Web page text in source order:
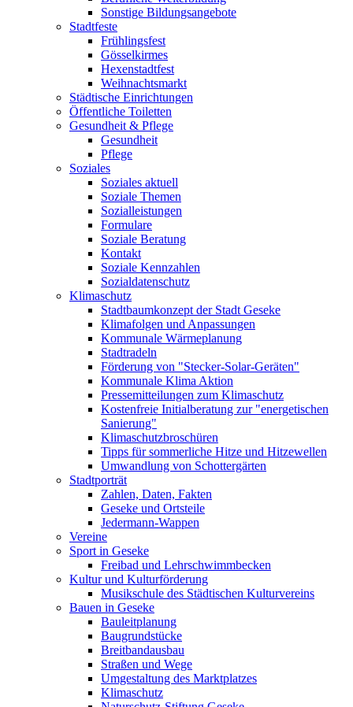
Sonstige Bildungsangebote
Stadtfeste
Frühlingsfest
Gösselkirmes
Hexenstadtfest
Weihnachtsmarkt
Städtische Einrichtungen
Öffentliche Toiletten
Gesundheit & Pflege
Gesundheit
Pflege
Soziales
Soziales aktuell
Soziale Themen
Sozialleistungen
Formulare
Soziale Beratung
Kontakt
Soziale Kennzahlen
Sozialdatenschutz
Klimaschutz
Stadtbaumkonzept der Stadt Geseke
Klimafolgen und Anpassungen
Kommunale Wärmeplanung
Stadtradeln
Förderung von "Stecker-Solar-Geräten"
Kommunale Klima Aktion
Pressemitteilungen zum Klimaschutz
Kostenfreie Initialberatung zur "energetischen
Sanierung"
Klimaschutzbroschüren
Tipps für sommerliche Hitze und Hitzewellen
Umwandlung von Schottergärten
Stadtporträt
Zahlen, Daten, Fakten
Geseke und Ortsteile
Jedermann-Wappen
Vereine
Sport in Geseke
Freibad und Lehrschwimmbecken
Kultur und Kulturförderung
Musikschule des Städtischen Kulturvereins
Bauen in Geseke
Bauleitplanung
Baugrundstücke
Breitbandausbau
Straßen und Wege
Umgestaltung des Marktplatzes
Klimaschutz